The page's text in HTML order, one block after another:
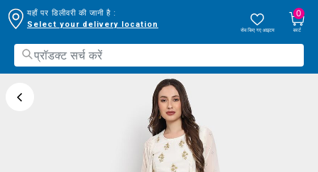
यहाँ पर डिलीवरी की जानी है :
Select your delivery location
सेव किए गए आइटम
0
कार्ट